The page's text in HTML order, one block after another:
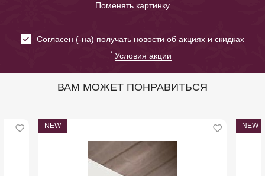
Поменять картинку
Cогласен (-на) получать новости об акциях и скидках
* Условия акции
ВАМ МОЖЕТ ПОНРАВИТЬСЯ
NEW NEW